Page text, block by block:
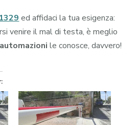
ed affidaci la tua esigenza:
venire il mal di testa, è meglio
automazioni le conosce, davvero!